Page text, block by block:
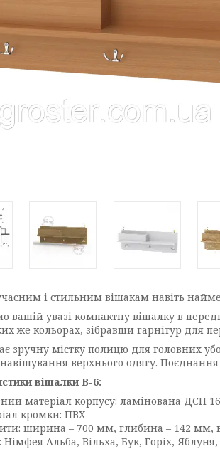
і стильним вішакам навіть
вашій увазі компактну вішалку в
же кольорах, зібравши гарнітур для
зручну містку полицю для головних
верхнього одягу.
вішалки В-6:
матеріал корпусу: ламінована ДСП
кромки: ПВХ
ширина – 700 мм, глибина – 142 мм,
Німфея Альба, Вільха, Бук, Горіх,